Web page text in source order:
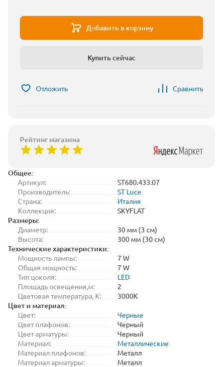
Общее:
Артикул:
ST680.433.07
Производитель:
ST Luce
Страна:
Италия
Коллекция:
SKYFLAT
Размеры:
Диаметр:
30 мм (3 см)
Высота:
300 мм (30 см)
Технические характеристики:
Мощность лампы:
7 W
Общая мощность:
7 W
Тип цоколя:
LED
Площадь освещения,м:
2
Цветовая температура, K:
3000K
Цвет и материал:
Цвет:
Черные
Цвет плафонов:
Черный
Цвет арматуры:
Черный
Материал:
Металлические
Материал плафонов:
Металл
Материал арматуры:
Металл
Добавить в корзину
Купить сейчас
Отложить Сравнить
Рейтинг магазина